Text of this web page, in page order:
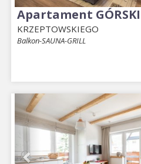
Apartament
KRZEPTOWSKIEGO
Balkon-SAUNA-GRILL
Previous